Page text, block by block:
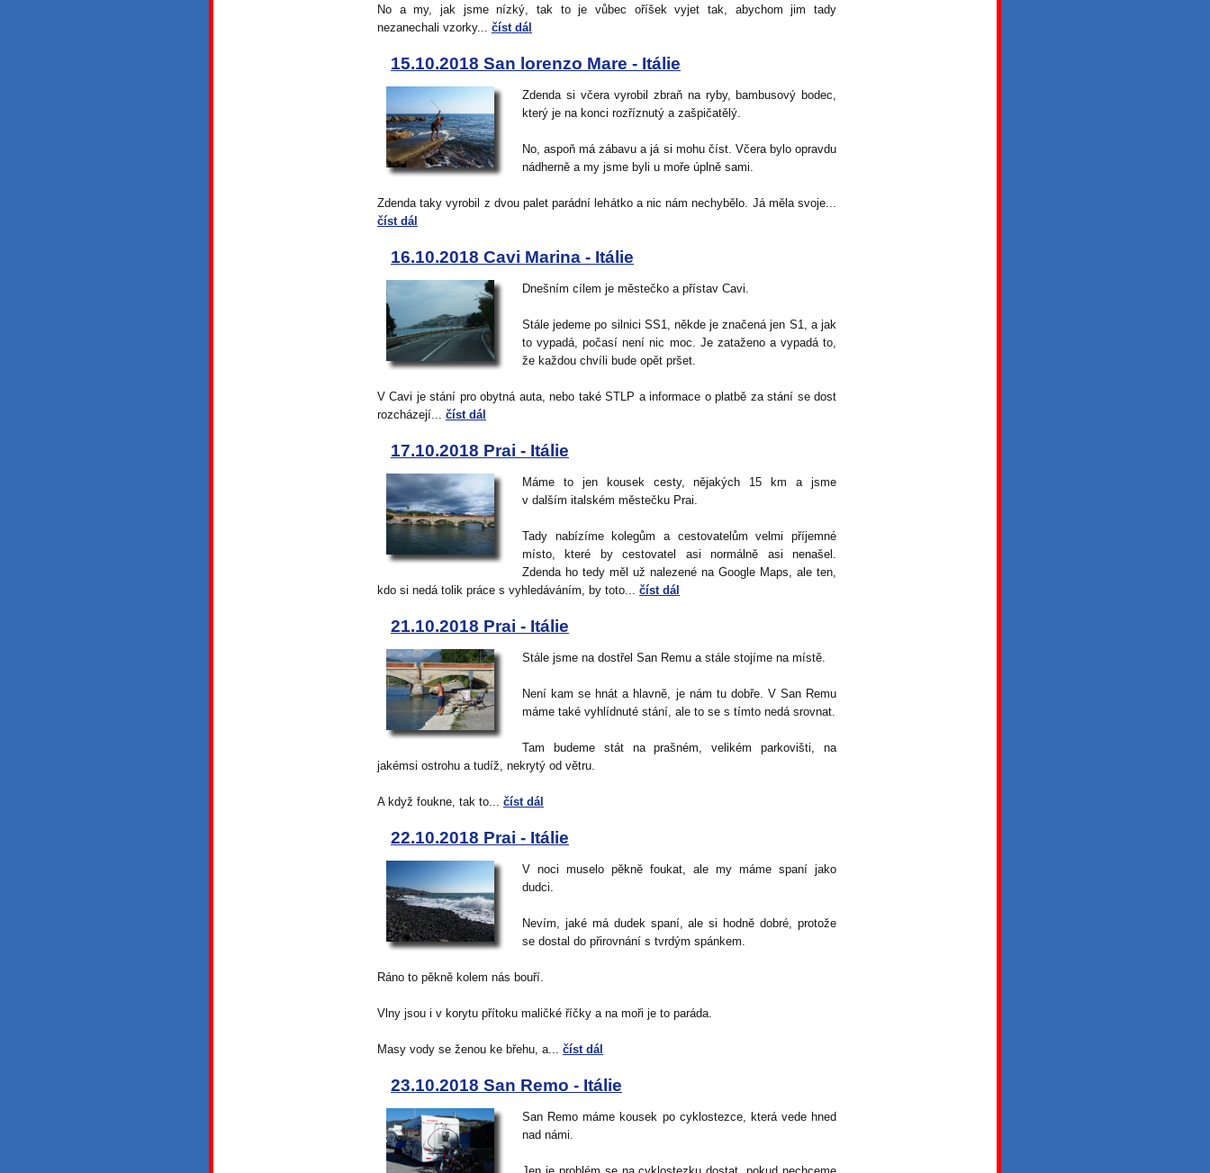
No a my, jak jsme nízký, tak to je vůbec oříšek vyjet tak, abychom jim tady
nezanechali vzorky... číst dál
15.10.2018 San lorenzo Mare - Itálie
Zdenda si včera vyrobil zbraň na ryby, bambusový bodec,
který je na konci rozříznutý a zašpičatělý.
No, aspoň má zábavu a já si mohu číst. Včera bylo opravdu
nádherně a my jsme byli u moře úplně sami.
Zdenda taky vyrobil z dvou palet parádní lehátko a nic nám nechybělo. Já měla svoje...
číst dál
16.10.2018 Cavi Marina - Itálie
Dnešním cílem je městečko a přístav Cavi.
Stále jedeme po silnici SS1, někde je značená jen S1, a jak
to vypadá, počasí není nic moc. Je zataženo a vypadá to,
že každou chvíli bude opět pršet.
V Cavi je stání pro obytná auta, nebo také STLP a informace o platbě za stání se dost
rozcházejí... číst dál
17.10.2018 Prai - Itálie
Máme to jen kousek cesty, nějakých 15 km a jsme
v dalším italském městečku Prai.
Tady nabízíme kolegům a cestovatelům velmi příjemné
místo, které by cestovatel asi normálně asi nenašel.
Zdenda ho tedy měl už nalezené na Google Maps, ale ten,
kdo si nedá tolik práce s vyhledáváním, by toto... číst dál
21.10.2018 Prai - Itálie
Stále jsme na dostřel San Remu a stále stojíme na místě.
Není kam se hnát a hlavně, je nám tu dobře. V San Remu
máme také vyhlídnuté stání, ale to se s tímto nedá srovnat.
Tam budeme stát na prašném, velikém parkovišti, na
jakémsi ostrohu a tudíž, nekrytý od větru.
A když foukne, tak to... číst dál
22.10.2018 Prai - Itálie
V noci muselo pěkně foukat, ale my máme spaní jako
dudci.
Nevím, jaké má dudek spaní, ale si hodně dobré, protože
se dostal do přirovnání s tvrdým spánkem.
Ráno to pěkně kolem nás bouří.
Vlny jsou i v korytu přítoku maličké říčky a na moři je to paráda.
Masy vody se ženou ke břehu, a... číst dál
23.10.2018 San Remo - Itálie
San Remo máme kousek po cyklostezce, která vede hned
nad námi.